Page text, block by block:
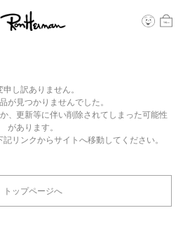
申し訳ありません。
が見つかりませんでした。
、更新等に伴い削除されてしまった可能性
があります。
リンクからサイトへ移動してください。
トップページへ